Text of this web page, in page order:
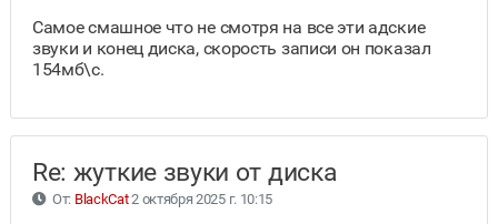
Самое смашное что не смотря на все эти адские
звуки и конец диска, скорость записи он показал
154мб\с.
Re: жуткие звуки от диска
От: BlackCat2 октября 2025 г. 10:15